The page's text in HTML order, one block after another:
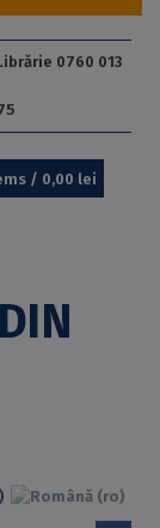
0760 013
/ 0,00 lei